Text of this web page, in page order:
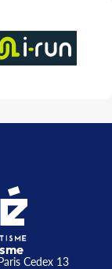
Cedex 13